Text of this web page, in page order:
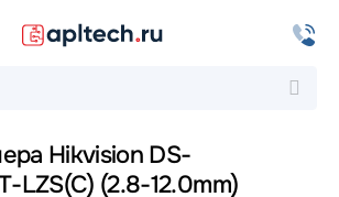
Hikvision DS-
LZS(C) (2.8-12.0mm)